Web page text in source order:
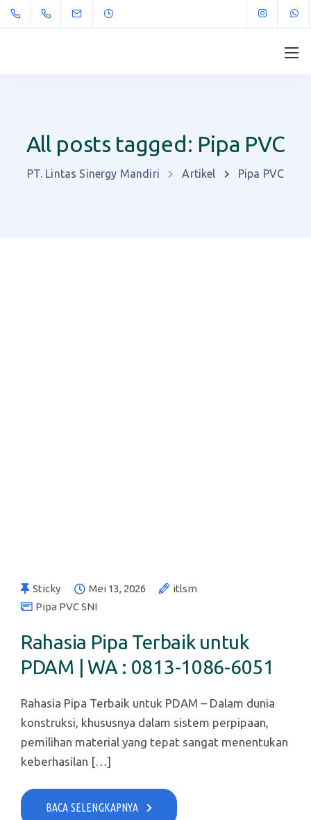
All posts tagged: Pipa PVC
PT. Lintas Sinergy Mandiri Artikel Pipa PVC
Sticky Mei 13, 2026
itlsm
Pipa PVC SNI
Rahasia Pipa Terbaik untuk
PDAM | WA : 0813-1086-6051
Rahasia Pipa Terbaik untuk PDAM – Dalam dunia
konstruksi, khususnya dalam sistem perpipaan,
pemilihan material yang tepat sangat menentukan
keberhasilan […]
BACA SELENGKAPNYA